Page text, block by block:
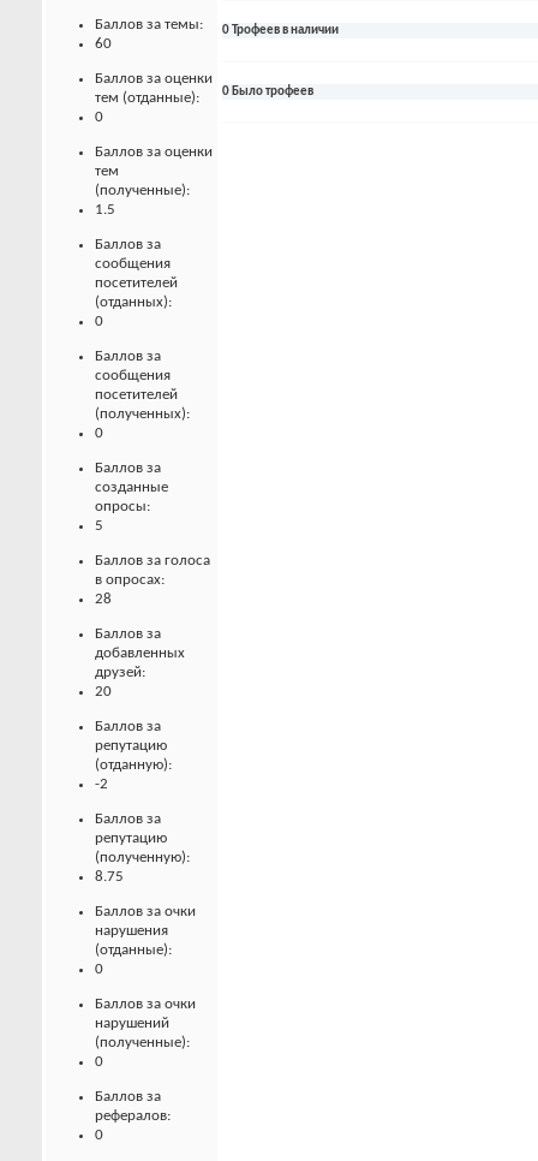
Баллов за темы:
60
Баллов за оценки
тем (отданные):
0
Баллов за оценки
тем
(полученные):
1.5
Баллов за
сообщения
посетителей
(отданных):
0
Баллов за
сообщения
посетителей
(полученных):
0
Баллов за
созданные
опросы:
5
Баллов за голоса
в опросах:
28
Баллов за
добавленных
друзей:
20
Баллов за
репутацию
(отданную):
-2
Баллов за
репутацию
(полученную):
8.75
Баллов за очки
нарушения
(отданные):
0
Баллов за очки
нарушений
(полученные):
0
Баллов за
рефералов:
0
0 Трофеев в наличии
0 Было трофеев